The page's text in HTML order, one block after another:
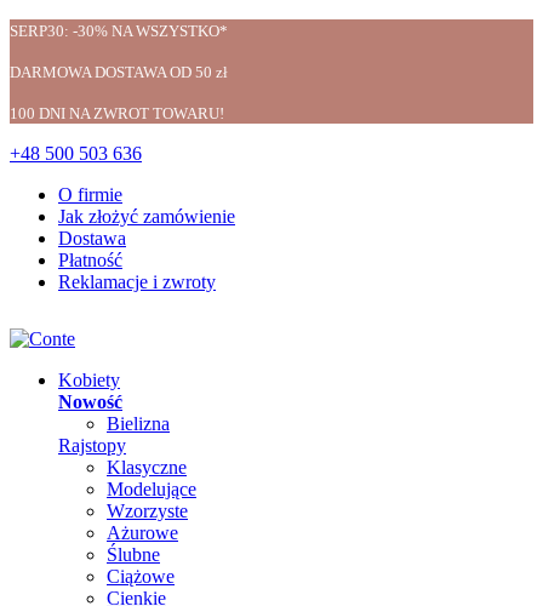
SERP30: -30% NA WSZYSTKO*
DARMOWA DOSTAWA OD 50 zł
100 DNI NA ZWROT TOWARU!
+48 500 503 636
O firmie
Jak złożyć zamówienie
Dostawa
Płatność
Reklamacje i zwroty
Kobiety
Nowość
Bielizna
Rajstopy
Klasyczne
Modelujące
Wzorzyste
Ażurowe
Ślubne
Ciążowe
Cienkie